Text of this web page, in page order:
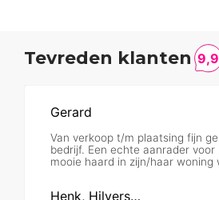
Tevreden klanten